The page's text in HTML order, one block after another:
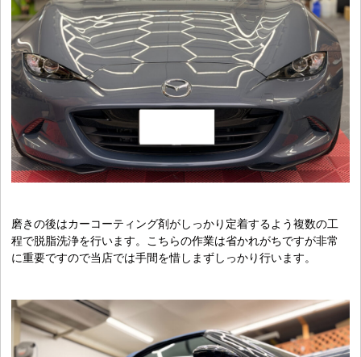
磨きの後はカーコーティング剤がしっかり定着するよう複数の工
程で脱脂洗浄を行います。こちらの作業は省かれがちですが非常
に重要ですので当店では手間を惜しまずしっかり行います。